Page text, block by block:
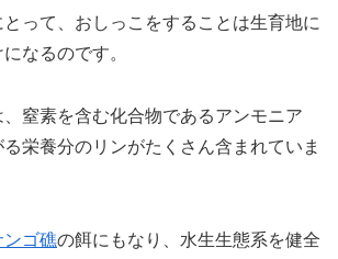
って、おしっこをすることは生育地に
なるのです。
窒素を含む化合物であるアンモニア
栄養分のリンがたくさん含まれていま
ンゴ礁の餌にもなり、水生生態系を健全